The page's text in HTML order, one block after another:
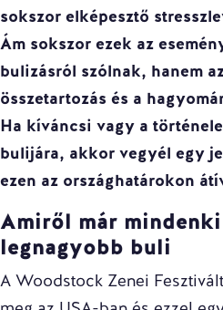
sokszor elképesztő
Ám sokszor ezek az
bulizásról szólnak, hanem
összetartozás és a
Ha kíváncsi vagy a
bulijára, akkor vegyél egy
ezen az országhatárokon
Amiről már
legnagyobb buli
A Woodstock Zenei